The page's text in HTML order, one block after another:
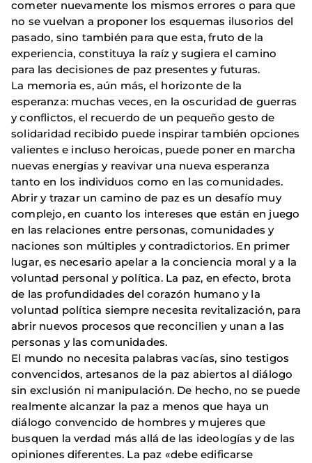
cometer nuevamente los mismos errores o para que
no se vuelvan a proponer los esquemas ilusorios del
pasado, sino también para que esta, fruto de la
experiencia, constituya la raíz y sugiera el camino
para las decisiones de paz presentes y futuras.
La memoria es, aún más, el horizonte de la
esperanza: muchas veces, en la oscuridad de guerras
y conflictos, el recuerdo de un pequeño gesto de
solidaridad recibido puede inspirar también opciones
valientes e incluso heroicas, puede poner en marcha
nuevas energías y reavivar una nueva esperanza
tanto en los individuos como en las comunidades.
Abrir y trazar un camino de paz es un desafío muy
complejo, en cuanto los intereses que están en juego
en las relaciones entre personas, comunidades y
naciones son múltiples y contradictorios. En primer
lugar, es necesario apelar a la conciencia moral y a la
voluntad personal y política. La paz, en efecto, brota
de las profundidades del corazón humano y la
voluntad política siempre necesita revitalización, para
abrir nuevos procesos que reconcilien y unan a las
personas y las comunidades.
El mundo no necesita palabras vacías, sino testigos
convencidos, artesanos de la paz abiertos al diálogo
sin exclusión ni manipulación. De hecho, no se puede
realmente alcanzar la paz a menos que haya un
diálogo convencido de hombres y mujeres que
busquen la verdad más allá de las ideologías y de las
opiniones diferentes. La paz «debe edificarse